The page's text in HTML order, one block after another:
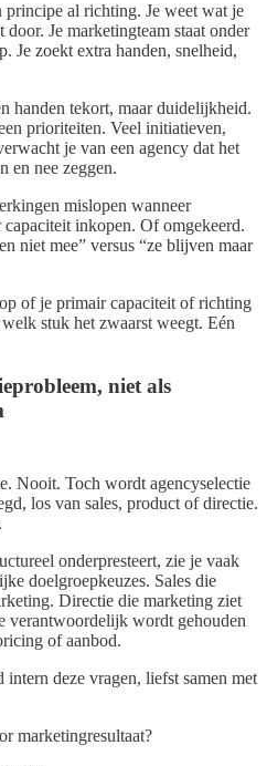
principe al richting. Je weet wat je
Je marketingteam staat onder
Je zoekt extra handen, snelheid,
handen tekort, maar duidelijkheid.
prioriteiten. Veel initiatieven,
je van een agency dat het
en nee zeggen.
mislopen wanneer
inkopen. Of omgekeerd.
niet mee” versus “ze blijven maar
of je primair capaciteit of richting
stuk het zwaarst weegt. Eén
niet als
Nooit. Toch wordt agencyselectie
los van sales, product of directie.
onderpresteert, zie je vaak
doelgroepkeuzes. Sales die
Directie die marketing ziet
verantwoordelijk wordt gehouden
of aanbod.
deze vragen, liefst samen met
marketingresultaat?